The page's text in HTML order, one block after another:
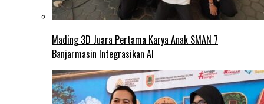
Mading 3D Juara Pertama Karya Anak SMAN 7
Banjarmasin Integrasikan AI